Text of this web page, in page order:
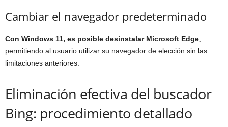
Cambiar el navegador predeterminado
Con Windows 11, es posible desinstalar Microsoft Edge
permitiendo al usuario utilizar su navegador de elección sin las
limitaciones anteriores.
Eliminación efectiva del buscador
Bing: procedimiento detallado